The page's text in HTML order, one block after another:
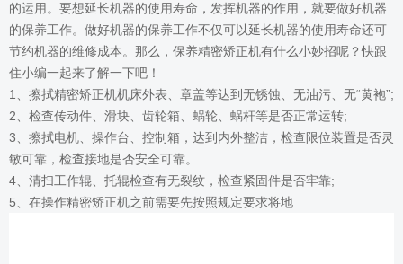
的运用。要想延长机器的使用寿命，发挥机器的作用，就要做好机器
的保养工作。做好机器的保养工作不仅可以延长机器的使用寿命还可
节约机器的维修成本。那么，保养精密矫正机有什么小妙招呢？快跟
住小编一起来了解一下吧！
1、擦拭精密矫正机机床外表、章盖等达到无锈蚀、无油污、无“黄袍”;
2、检查传动件、滑块、齿轮箱、蜗轮、蜗杆等是否正常运转;
3、擦拭电机、操作台、控制箱，达到内外整洁，检查限位装置是否灵
敏可靠，检查接地是否安全可靠。
4、清扫工作辊、托辊检查有无裂纹，检查紧固件是否牢靠;
5、在操作精密矫正机之前需要先按照规定要求将地